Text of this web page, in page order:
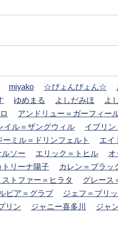
miyako ☆ぴょんぴょん☆
ゆめまる よしだみほ よ
アンドリュー＝ガーフィー
イル＝ザングウィル
イブリ
ーミル＝ドリンフェルト
エイ
ソー
エリック＝トヒル オ
トリーナ陽子
カレン＝ブラッ
ストファー＝ヒラタ
グレース
ビア＝グラブ
ジェフ＝ブリ
リン
ジャニー喜多川 ジャ